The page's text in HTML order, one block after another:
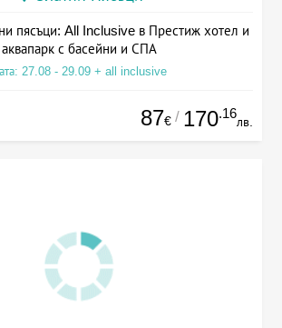
пясъци: All Inclusive в Престиж хотел и
аквапарк с басейни и СПА
27.08 - 29.09 + all inclusive
87€ / 170.16
лв.